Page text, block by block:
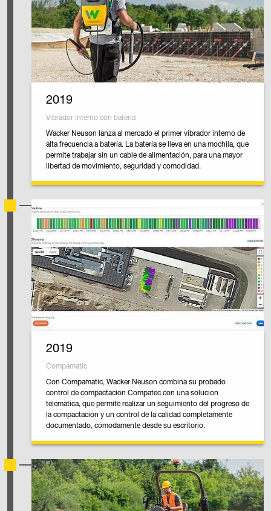
2019
Vibrador interno con batería
Wacker Neuson lanza al mercado el primer vibrador interno de
alta frecuencia a batería. La batería se lleva en una mochila, que
permite trabajar sin un cable de alimentación, para una mayor
libertad de movimiento, seguridad y comodidad.
2019
Compamatic
Con Compamatic, Wacker Neuson combina su probado
control de compactación Compatec con una solución
telemática, que permite realizar un seguimiento del progreso de
la compactación y un control de la calidad completamente
documentado, cómodamente desde su escritorio.